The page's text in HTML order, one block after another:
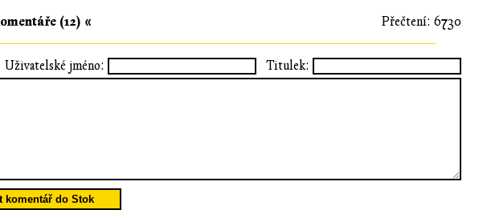
Přečtení: 6730
(12) «
Uživatelské jméno: Titulek:
komentář do Stok